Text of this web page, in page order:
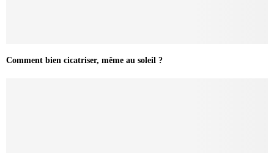
Comment bien cicatriser, même au soleil ?